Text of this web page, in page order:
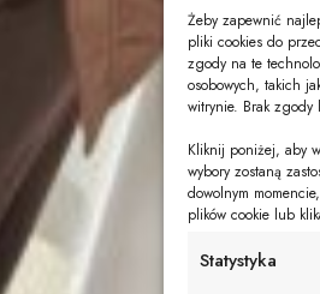
Żeby zapewnić
pliki cookies do
zgody na te
osobowych, takich
witrynie. Brak zgody
Kliknij poniżej, aby
wybory zostaną
dowolnym
plików cookie lub
Statystyka